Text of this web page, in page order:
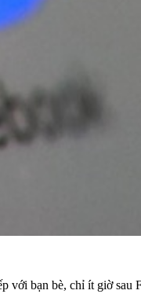
bạn bè, chỉ ít giờ sau